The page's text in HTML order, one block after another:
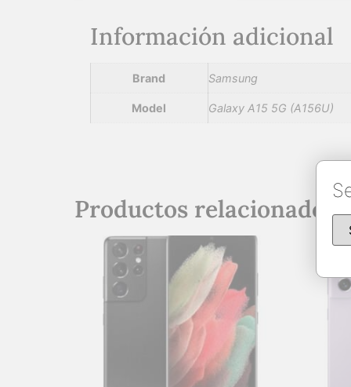
Información adicional
Brand Samsung
Model Galaxy A15 5G (A156U)
Productos relacionados